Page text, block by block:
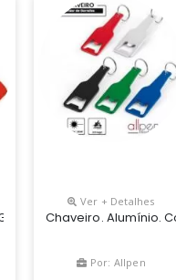
6,5 Cm
Funcional E
Uma Gravação Silk
Ver + Detalhes
Chaveiro. Alumínio.
Por: Allpen